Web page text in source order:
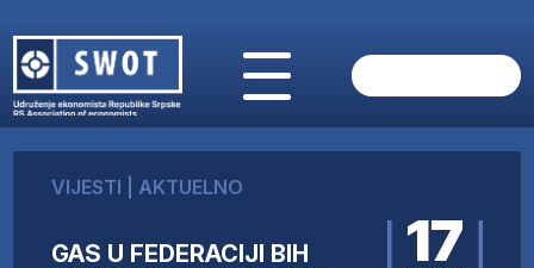
O NAMA
VIJESTI AKTUELNO
GAS U FEDERACIJI BIH
17